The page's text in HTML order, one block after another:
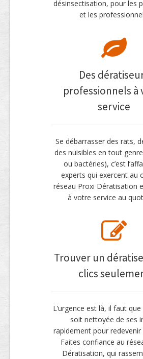
désinsectisation, pour les
et les
Des
professionnels à
service
Se débarrasser des rats,
des nuisibles en tout
ou bactéries), c’est
experts qui exercent au
réseau Proxi Dératisation
à votre service au
Trouver un
clics
L’urgence est là, il faut
soit nettoyée de ses
rapidement pour redevenir
Faites confiance au
Dératisation, qui